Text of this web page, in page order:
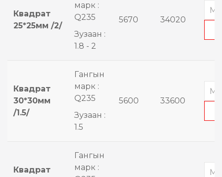
Квадрат
25*25мм /2/
марк :
Q235
Зузаан :
1.8 - 2
5670 34020
Квадрат
30*30мм
/1.5/
Гангын
марк :
Q235
Зузаан :
1.5
5600 33600
Квадрат
Гангын
марк :